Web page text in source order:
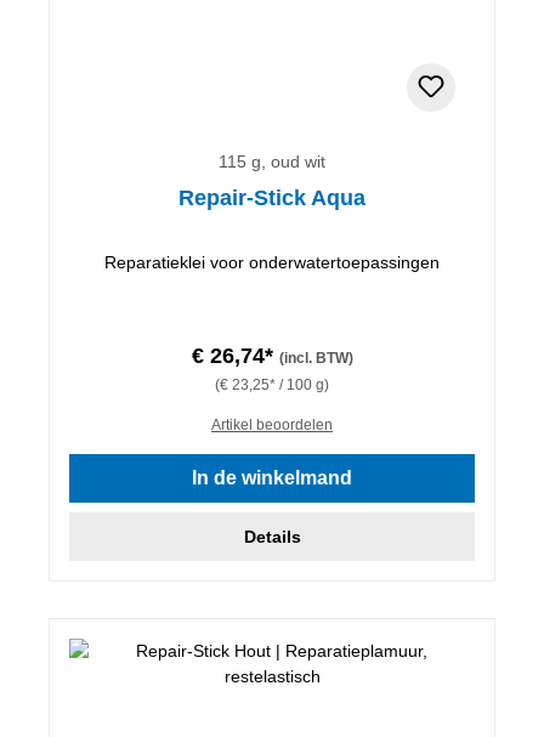
115 g, oud wit
Repair-Stick Aqua
Reparatieklei voor onderwatertoepassingen
€ 26,74* (incl. BTW)
(€ 23,25* / 100 g)
Artikel beoordelen
In de winkelmand
Details